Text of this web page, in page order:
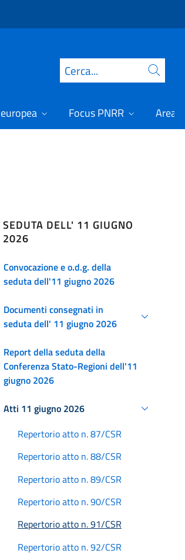
Cerca
Focus PNRR Area
SEDUTA DELL' 11 GIUGNO
2026
Convocazione e o.d.g. della
seduta dell'11 giugno 2026
Documenti consegnati in
seduta dell' 11 giugno 2026
Report della seduta della
Conferenza Stato-Regioni dell'11
giugno 2026
Atti 11 giugno 2026
Repertorio atto n. 87/CSR
Repertorio atto n. 88/CSR
Repertorio atto n. 89/CSR
Repertorio atto n. 90/CSR
Repertorio atto n. 91/CSR
Repertorio atto n. 92/CSR